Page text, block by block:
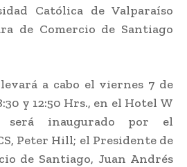
Católica de Valparaíso
de Comercio de Santiago
a cabo el viernes 7 de
y 12:50 Hrs., en el Hotel W
será inaugurado por el
Peter Hill; el Presidente de
de Santiago, Juan Andrés